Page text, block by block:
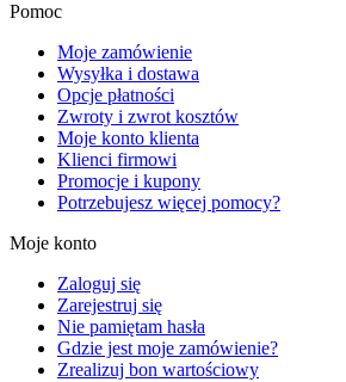
Pomoc
Moje zamówienie
Wysyłka i dostawa
Opcje płatności
Zwroty i zwrot kosztów
Moje konto klienta
Klienci firmowi
Promocje i kupony
Potrzebujesz więcej pomocy?
Moje konto
Zaloguj się
Zarejestruj się
Nie pamiętam hasła
Gdzie jest moje zamówienie?
Zrealizuj bon wartościowy